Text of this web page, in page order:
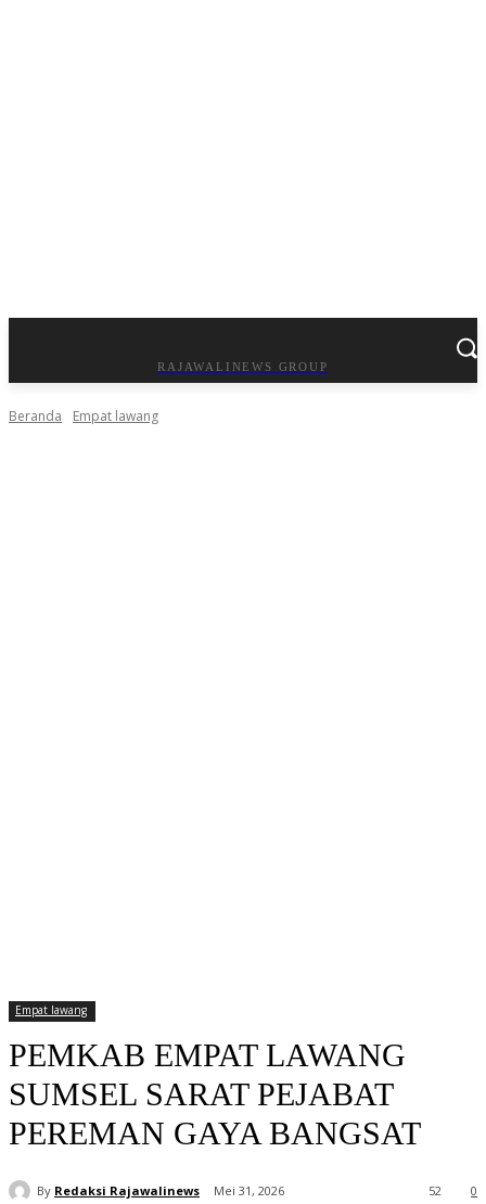
RAJAWALINEWS GROUP
Beranda Empat lawang
Empat lawang
PEMKAB EMPAT LAWANG
SUMSEL SARAT PEJABAT
PEREMAN GAYA BANGSAT
By Redaksi Rajawalinews Mei 31, 2026 0
52